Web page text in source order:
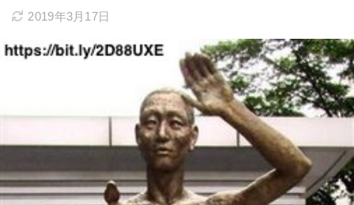
2019年3月17日